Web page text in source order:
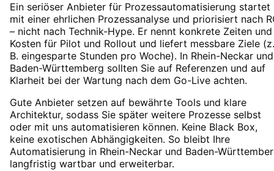
Ein seriöser Anbieter für Prozessautomatisierung startet
mit einer ehrlichen Prozessanalyse und priorisiert nach
– nicht nach Technik-Hype. Er nennt konkrete Zeiten und
Kosten für Pilot und Rollout und liefert messbare Ziele (z.
B. eingesparte Stunden pro Woche). In Rhein-Neckar und
Baden-Württemberg sollten Sie auf Referenzen und auf
Klarheit bei der Wartung nach dem Go-Live achten.
Gute Anbieter setzen auf bewährte Tools und klare
Architektur, sodass Sie später weitere Prozesse selbst
oder mit uns automatisieren können. Keine Black Box,
keine exotischen Abhängigkeiten. So bleibt Ihre
Automatisierung in Rhein-Neckar und Baden-
langfristig wartbar und erweiterbar.